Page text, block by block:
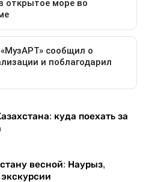
куда поехать за
весной: Наурыз,